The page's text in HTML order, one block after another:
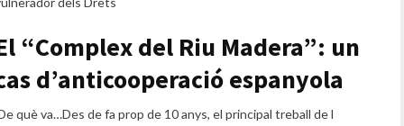
“Complex del Riu Madera”: un
d’anticooperació espanyola
què va…Des de fa prop de 10 anys, el principal treball de l